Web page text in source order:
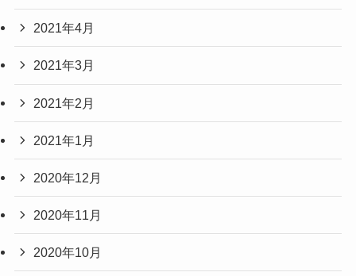
2021年4月
2021年3月
2021年2月
2021年1月
2020年12月
2020年11月
2020年10月